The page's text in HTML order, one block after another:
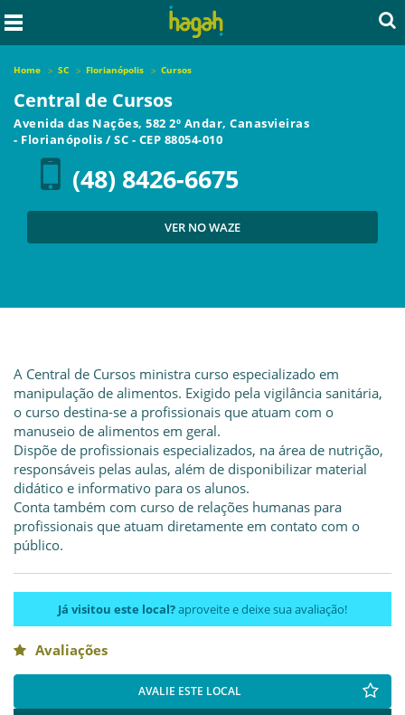
Home SC Florianópolis Cursos
Central de Cursos
Avenida das Nações, 582 2º Andar, Canasvieiras
- Florianópolis /SC - CEP 88054-010
(48) 8426-6675
VER NO WAZE
A Central de Cursos ministra curso especializado em
manipulação de alimentos. Exigido pela vigilância sanitária,
o curso destina-se a profissionais que atuam com o
manuseio de alimentos em geral.
Dispõe de profissionais especializados, na área de nutrição,
responsáveis pelas aulas, além de disponibilizar material
didático e informativo para os alunos.
Conta também com curso de relações humanas para
profissionais que atuam diretamente em contato com o
público.
Já visitou este local?aproveite e deixe sua avaliação!
Avaliações
AVALIE ESTE LOCAL